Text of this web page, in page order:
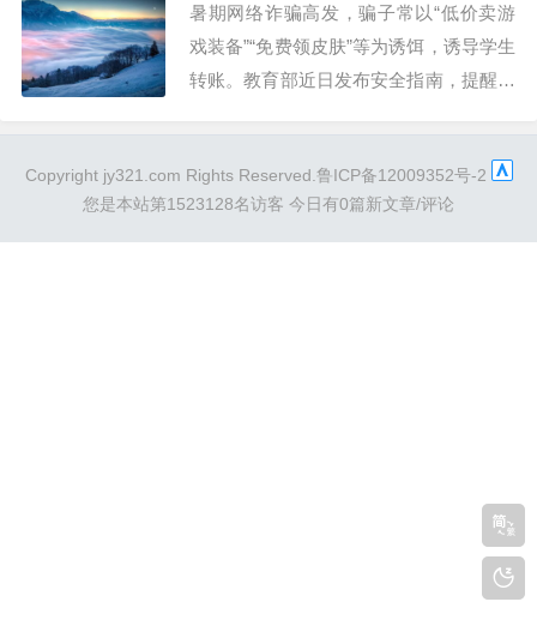
育学校和随班就读残疾学生生均公用经费
补助标准由每生...
暑期网络诈骗高发，骗子常以“低价卖游
戏装备”“免费领皮肤”等为诱饵，诱导学生
转账。教育部近日发布安全指南，提醒学
部提示，要注重网络安全，面对网络诈骗
诱惑牢记：不信“天上掉馅饼”的诱惑；不
点来历不明的链接、二维码；不跟陌生网
Copyright jy321.com Rights Reserved.鲁ICP备12009352号-2
您是本站第1523128名访客 今日有0篇新文章/评论